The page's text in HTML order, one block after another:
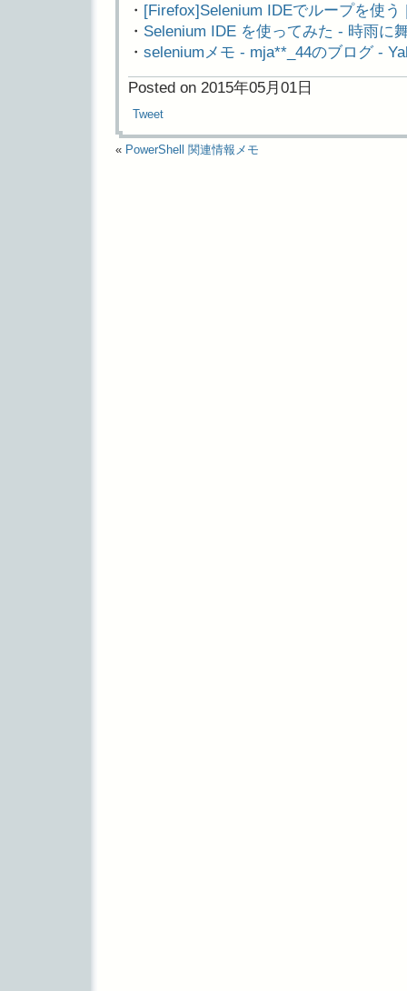
・ [Firefox]Selenium IDEでループを使う
・ Selenium IDE を使ってみた - 時雨に
・ seleniumメモ - mja**_44のブログ -
Posted on 2015年05月01日
Tweet
« PowerShell 関連情報メモ